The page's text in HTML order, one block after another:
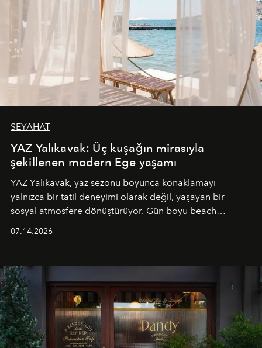
SEYAHAT
YAZ Yalıkavak: Üç kuşağın mirasıyla
şekillenen modern Ege yaşamı
YAZ Yalıkavak, yaz sezonu boyunca konaklamayı
yalnızca bir tatil deneyimi olarak değil, yaşayan bir
sosyal atmosfere dönüştürüyor. Gün boyu beach
tematik gastronomi geceleri misafirlerle buluşuyor.
Paylaşıma, lezzete ve müziğe odaklanan bu özel
akşamlar, YAZ’ın sade lüks anlayışını gün batımından
geceye taşıyarak her hafta farklı bir deneyim sunuyor.
07.14.2026